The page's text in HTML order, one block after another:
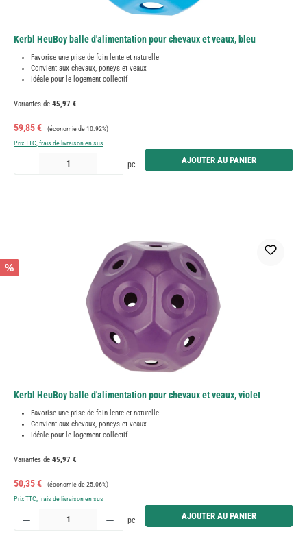
Kerbl HeuBoy balle d'alimentation pour chevaux et veaux, bleu
Favorise une prise de foin lente et naturelle
Convient aux chevaux, poneys et veaux
Idéale pour le logement collectif
Variantes de 45,97 €
Prix de vente :
59,85 € Prix régulier :
(économie de 10.92%)
Prix TTC, frais de livraison en sus
Quantité de produit : Entrez la quantité souhaitée ou utilisez les boutons pour augmenter ou
pc AJOUTER AU PANIER
%
Kerbl HeuBoy balle d'alimentation pour chevaux et veaux, violet
Favorise une prise de foin lente et naturelle
Convient aux chevaux, poneys et veaux
Idéale pour le logement collectif
Variantes de 45,97 €
Prix de vente :
50,35 € Prix régulier :
(économie de 25.06%)
Prix TTC, frais de livraison en sus
Quantité de produit : Entrez la quantité souhaitée ou utilisez les boutons pour augmenter ou
pc AJOUTER AU PANIER